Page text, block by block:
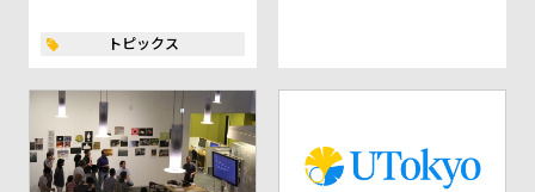
トピックス